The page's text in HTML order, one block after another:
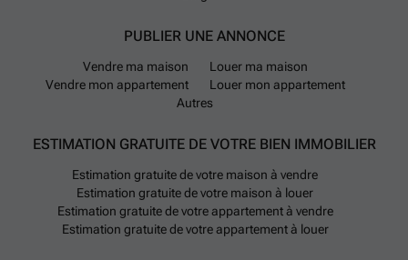
PUBLIER UNE ANNONCE
Vendre ma maison
Louer ma maison
Vendre mon appartement
Louer mon appartement
Autres
ESTIMATION GRATUITE DE VOTRE BIEN IMMOBILIER
Estimation gratuite de votre maison à vendre
Estimation gratuite de votre maison à louer
Estimation gratuite de votre appartement à vendre
Estimation gratuite de votre appartement à louer